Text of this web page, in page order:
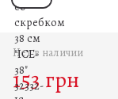
Нет в наличии
153 грн